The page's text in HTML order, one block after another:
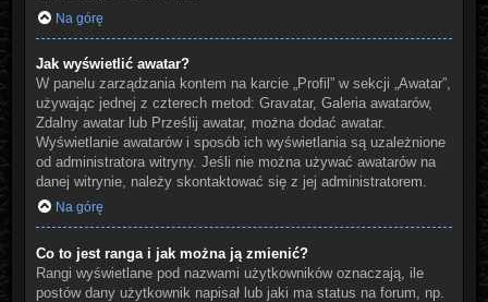
Na górę
Jak wyświetlić awatar?
W panelu zarządzania kontem na karcie „Profil” w sekcji „Awatar”,
używając jednej z czterech metod: Gravatar, Galeria awatarów,
Zdalny awatar lub Prześlij awatar, można dodać awatar.
Wyświetlanie awatarów i sposób ich wyświetlania są uzależnione
od administratora witryny. Jeśli nie można używać awatarów na
danej witrynie, należy skontaktować się z jej administratorem.
Na górę
Co to jest ranga i jak można ją zmienić?
Rangi wyświetlane pod nazwami użytkowników oznaczają, ile
postów dany użytkownik napisał lub jaki ma status na forum, np.